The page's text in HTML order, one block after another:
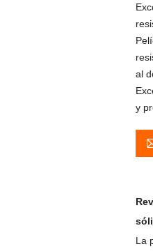
al
y
La